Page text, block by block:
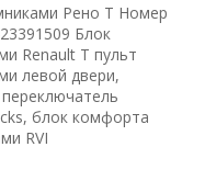
Рено Т Номер
Блок
Renault T пульт
левой двери,
блок комфорта
RVI